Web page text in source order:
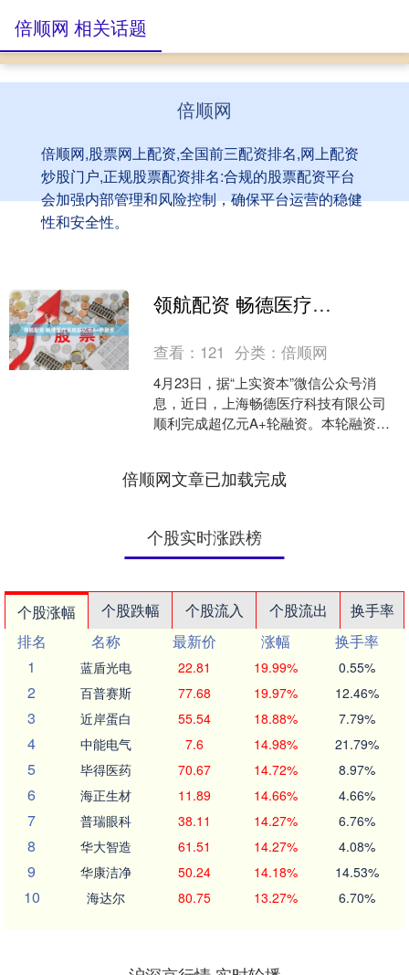
倍顺网
倍顺网,股票网上配资,全国前三配资排名,网上配资
炒股门户,正规股票配资排名:合规的股票配资平台
会加强内部管理和风险控制，确保平台运营的稳健
性和安全性。
倍顺网 相关话题
领航配资 畅德医疗完成超亿元A+轮融资
查看： 121 分类：倍顺网
4月23日，据“上实资本”微信公众号消
息，近日，上海畅德医疗科技有限公司
顺利完成超亿元A+轮融资。本轮融资由
倍顺网文章已加载完成
个股实时涨跌榜
个股涨幅 个股跌幅 个股流入 个股流出
换手率
排名
名称 最新价 涨幅
换手率
1
蓝盾光电 22.81 19.99% 0.55%
2 百普赛斯 77.68 19.97% 12.46%
3 近岸蛋白 55.54 18.88% 7.79%
4 中能电气 7.6 14.98% 21.79%
5 毕得医药 70.67 14.72% 8.97%
6 海正生材 11.89 14.66% 4.66%
7 普瑞眼科 38.11 14.27% 6.76%
8 华大智造 61.51 14.27% 4.08%
9 华康洁净 50.24 14.18% 14.53%
10 海达尔 80.75 13.27% 6.70%